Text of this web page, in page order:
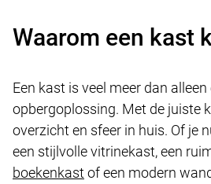
Waarom een kast
Een kast is veel meer dan
opbergoplossing. Met de juiste
overzicht en sfeer in huis. Of je
een stijlvolle vitrinekast, een
boekenkast of een modern